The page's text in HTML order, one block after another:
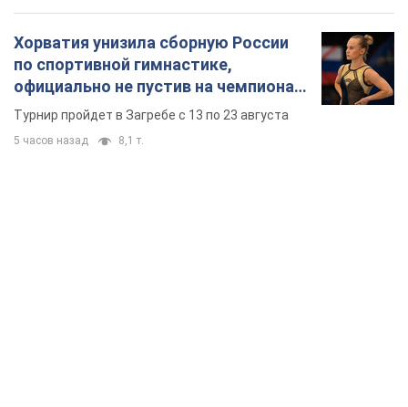
Хорватия унизила сборную России
по спортивной гимнастике,
официально не пустив на чемпионат
Европы основных спортсменов
Турнир пройдет в Загребе с 13 по 23 августа
5 часов назад 8,1 т.